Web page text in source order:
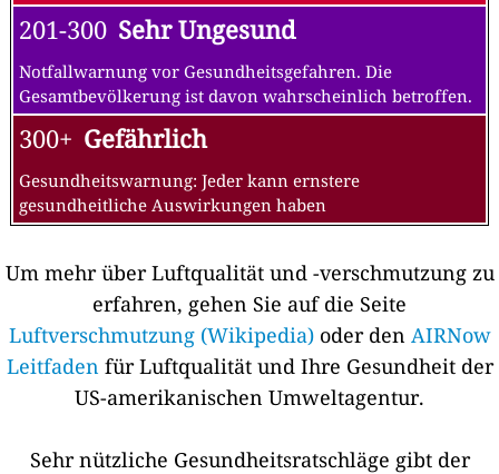
201-300 Sehr Ungesund
Notfallwarnung vor Gesundheitsgefahren. Die
Gesamtbevölkerung ist davon wahrscheinlich betroffen.
300+ Gefährlich
Gesundheitswarnung: Jeder kann ernstere
gesundheitliche Auswirkungen haben
Um mehr über Luftqualität und -verschmutzung zu
erfahren, gehen Sie auf die Seite
Luftverschmutzung (Wikipedia)oder den AIRNow
Leitfaden für Luftqualität und Ihre Gesundheit der
US-amerikanischen Umweltagentur.
Sehr nützliche Gesundheitsratschläge gibt der